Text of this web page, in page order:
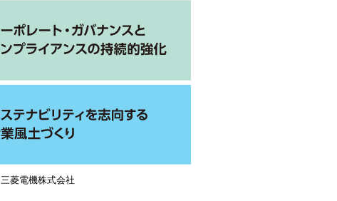
菱電機株式会社